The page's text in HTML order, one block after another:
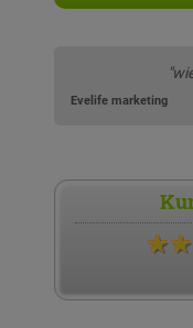
Evelife marketing